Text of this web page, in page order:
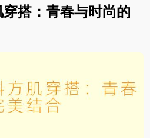
搭：青春与时尚的